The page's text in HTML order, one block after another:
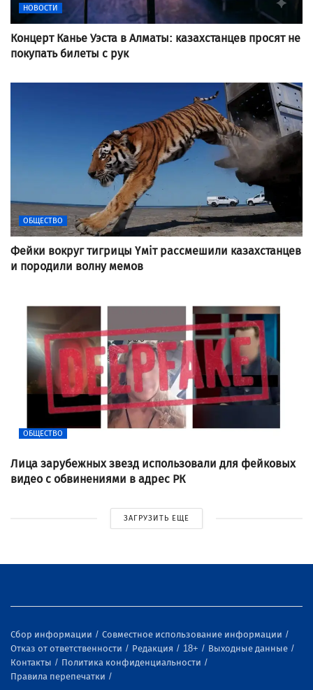
НОВОСТИ
Концерт Канье Уэста в Алматы: казахстанцев просят не
покупать билеты с рук
ОБЩЕСТВО
Фейки вокруг тигрицы Үміт рассмешили казахстанцев
и породили волну мемов
ОБЩЕСТВО
Лица зарубежных звезд использовали для фейковых
видео с обвинениями в адрес РК
ЗАГРУЗИТЬ ЕЩЕ
Сбор информации
Совместное использование информации
Отказ от ответственности
Редакция 18+
Выходные данные
Контакты
Политика конфиденциальности
Правила перепечатки